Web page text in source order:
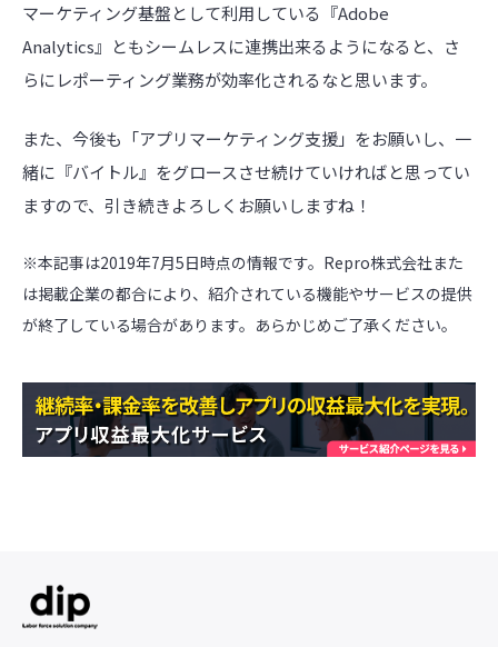
マーケティング基盤として利用している『Adobe
Analytics』ともシームレスに連携出来るようになると、さ
らにレポーティング業務が効率化されるなと思います。
また、今後も「アプリマーケティング支援」をお願いし、一
緒に『バイトル』をグロースさせ続けていければと思ってい
ますので、引き続きよろしくお願いしますね！
※本記事は2019年7月5日時点の情報です。Repro株式会社また
は掲載企業の都合により、紹介されている機能やサービスの提供
が終了している場合があります。あらかじめご了承ください。